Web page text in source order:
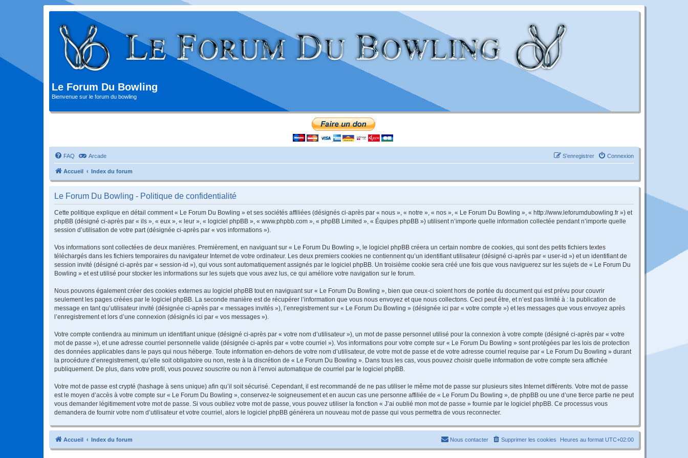
Le Forum Du Bowling
Bienvenue sur le forum du bowling
FAQ Arcade Connexion
S’enregistrer
Accueil Index du forum
Le Forum Du Bowling - Politique de confidentialité
Cette politique explique en détail comment « Le Forum Du Bowling » et ses sociétés affiliées (désignés ci-après par « nous », « notre », « nos », « Le Forum Du Bowling », « http://www.leforumdubowling.fr ») et
phpBB (désigné ci-après par « ils », « eux », « leur », « logiciel phpBB », « www.phpbb.com », « phpBB Limited », « Équipes phpBB ») utilisent n’importe quelle information collectée pendant n’importe quelle
session d’utilisation de votre part (désignée ci-après par « vos informations »).
Vos informations sont collectées de deux manières. Premièrement, en naviguant sur « Le Forum Du Bowling », le logiciel phpBB créera un certain nombre de cookies, qui sont des petits fichiers textes
téléchargés dans les fichiers temporaires du navigateur Internet de votre ordinateur. Les deux premiers cookies ne contiennent qu’un identifiant utilisateur (désigné ci-après par « user-id ») et un identifiant de
session invité (désigné ci-après par « session-id »), qui vous sont automatiquement assignés par le logiciel phpBB. Un troisième cookie sera créé une fois que vous naviguerez sur les sujets de « Le Forum Du
Bowling » et est utilisé pour stocker les informations sur les sujets que vous avez lus, ce qui améliore votre navigation sur le forum.
Nous pouvons également créer des cookies externes au logiciel phpBB tout en naviguant sur « Le Forum Du Bowling », bien que ceux-ci soient hors de portée du document qui est prévu pour couvrir
seulement les pages créées par le logiciel phpBB. La seconde manière est de récupérer l’information que vous nous envoyez et que nous collectons. Ceci peut être, et n’est pas limité à : la publication de
message en tant qu’utilisateur invité (désignée ci-après par « messages invités »), l’enregistrement sur « Le Forum Du Bowling » (désignée ici par « votre compte ») et les messages que vous envoyez après
l’enregistrement et lors d’une connexion (désignés ici par « vos messages »).
Votre compte contiendra au minimum un identifiant unique (désigné ci-après par « votre nom d’utilisateur »), un mot de passe personnel utilisé pour la connexion à votre compte (désigné ci-après par « votre
mot de passe »), et une adresse courriel personnelle valide (désignée ci-après par « votre courriel »). Vos informations pour votre compte sur « Le Forum Du Bowling » sont protégées par les lois de protection
des données applicables dans le pays qui nous héberge. Toute information en-dehors de votre nom d’utilisateur, de votre mot de passe et de votre adresse courriel requise par « Le Forum Du Bowling » durant
la procédure d’enregistrement, qu’elle soit obligatoire ou non, reste à la discrétion de « Le Forum Du Bowling ». Dans tous les cas, vous pouvez choisir quelle information de votre compte sera affichée
publiquement. De plus, dans votre profil, vous pouvez souscrire ou non à l’envoi automatique de courriel par le logiciel phpBB.
Votre mot de passe est crypté (hashage à sens unique) afin qu’il soit sécurisé. Cependant, il est recommandé de ne pas utiliser le même mot de passe sur plusieurs sites Internet différents. Votre mot de passe
est le moyen d’accès à votre compte sur « Le Forum Du Bowling », conservez-le soigneusement et en aucun cas une personne affiliée de « Le Forum Du Bowling », de phpBB ou une d’une tierce partie ne peut
vous demander légitimement votre mot de passe. Si vous oubliez votre mot de passe, vous pouvez utiliser la fonction « J’ai oublié mon mot de passe » fournie par le logiciel phpBB. Ce processus vous
demandera de fournir votre nom d’utilisateur et votre courriel, alors le logiciel phpBB générera un nouveau mot de passe qui vous permettra de vous reconnecter.
Accueil Index du forum Heures au format UTC+02:00
Supprimer les cookies
Nous contacter